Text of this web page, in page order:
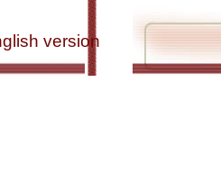
version